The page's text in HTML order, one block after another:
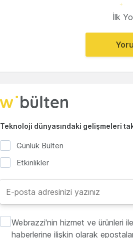
İlk
Teknoloji dünyasındaki gelişmeleri
Günlük Bülten
Etkinlikler
Webrazzi'nin hizmet ve ürünleri
haberlerine ilişkin olarak